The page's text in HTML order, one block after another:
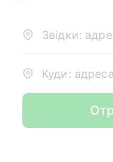
Звідки:
Куди: